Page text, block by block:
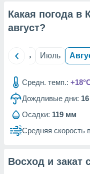
рекламы
сведения
1199
Какая погода в
август?
Июнь Июль
Средн. темп.:
Дождливые дни: 16
Осадки: 119 мм
Средняя скорость
Восход и закат